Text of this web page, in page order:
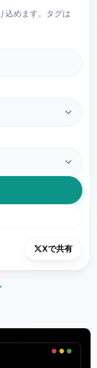
込めます。タグは
Xで共有